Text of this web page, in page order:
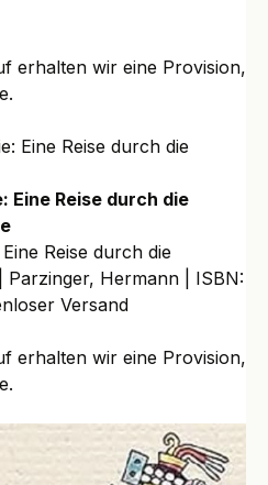
erhalten wir eine Provision,
Eine Reise durch die
Reise durch die
Parzinger, Hermann | ISBN:
Versand
erhalten wir eine Provision,